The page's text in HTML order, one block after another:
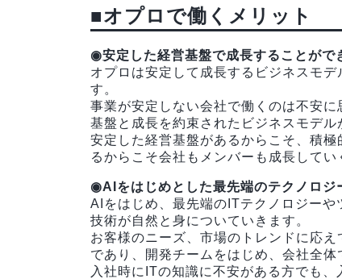
■オプロで働くメリット
◉安定した経営基盤で成長することがで
オプロは安定して成長するビジネスモ
す。
事業が安定しない会社で働くのは不安
基盤と成長を約束されたビジネスモデ
安定した経営基盤があるからこそ、積
るからこそ会社もメンバーも成長してい
◉AIをはじめとした最先端のテクノロジ
AIをはじめ、最先端のITテクノロジー
技術が自然と身についていきます。
お客様のニーズ、市場のトレンドに応
であり、開発チームをはじめ、会社全体
入社時にITの知識に不安がある方でも